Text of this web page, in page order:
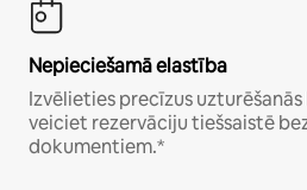
Nepieciešamā elastība
Izvēlieties precīzus
veiciet rezervāciju tiešsaistē
dokumentiem.*